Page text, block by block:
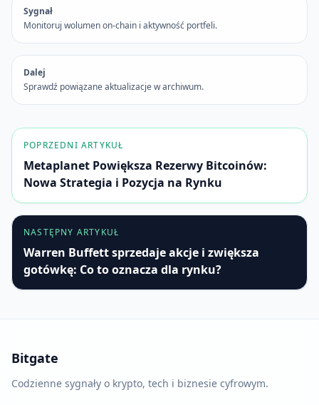
Sygnał
Monitoruj wolumen on-chain i aktywność portfeli.
Dalej
Sprawdź powiązane aktualizacje w archiwum.
POPRZEDNI ARTYKUŁ
Metaplanet Powiększa Rezerwy Bitcoinów:
Nowa Strategia i Pozycja na Rynku
NASTĘPNY ARTYKUŁ
Warren Buffett sprzedaje akcje i zwiększa
gotówkę: Co to oznacza dla rynku?
Bitgate
Codzienne sygnały o krypto, tech i biznesie cyfrowym.